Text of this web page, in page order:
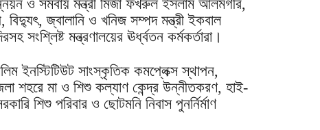
ও সমবায় মন্ত্রী মির্জা ফখরুল ইসলাম আলমগীর,
বিদ্যুৎ, জ্বালানি ও খনিজ সম্পদ মন্ত্রী ইকবাল
সংশ্লিষ্ট মন্ত্রণালয়ের ঊর্ধ্বতন কর্মকর্তারা।
ইনস্টিটিউট সাংস্কৃতিক কমপ্লেক্স স্থাপন,
শহরে মা ও শিশু কল্যাণ কেন্দ্র উন্নীতকরণ, হাই-
শিশু পরিবার ও ছোটমনি নিবাস পুনর্নির্মাণ